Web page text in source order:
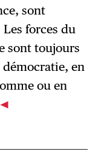
sont
forces du
sont toujours
en
ou en